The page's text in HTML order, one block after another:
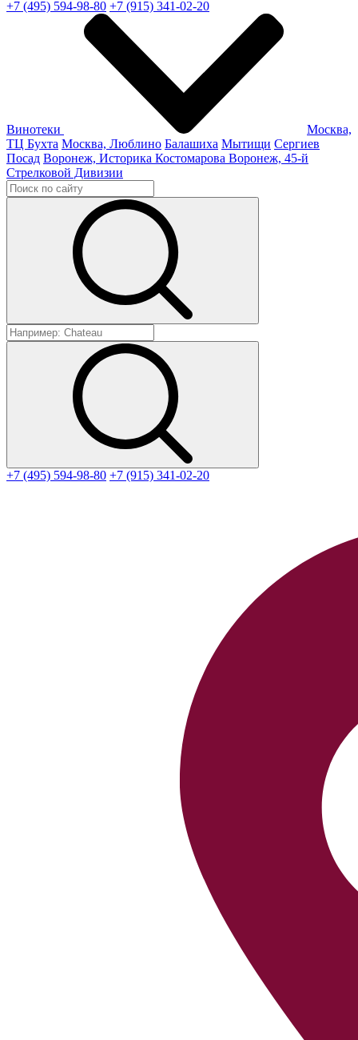
+7 (495) 594-98-80 +7 (915) 341-02-20
Винотеки
Москва,
ТЦ Бухта Москва, Люблино Балашиха Мытищи Сергиев
Посад Воронеж, Историка Костомарова Воронеж, 45-й
Стрелковой Дивизии
+7 (495) 594-98-80 +7 (915) 341-02-20